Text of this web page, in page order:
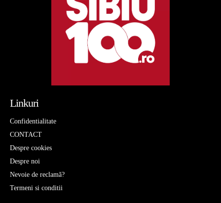
Linkuri
Confidentialitate
CONTACT
Despre cookies
Despre noi
Nevoie de reclamă?
Termeni si conditii